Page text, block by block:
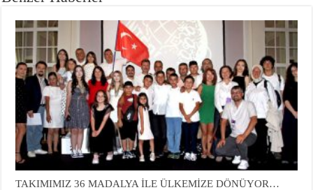
TAKIMIMIZ 36 MADALYA İLE ÜLKEMİZE DÖNÜYOR…